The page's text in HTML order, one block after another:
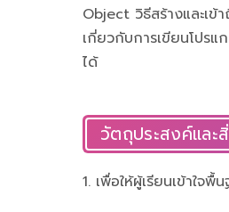
Object วิธีสร้างและเข้
เกี่ยวกับการเขียนโปรแ
ได้
วัตถุประสงค์และ
1. เพื่อให้ผู้เรียนเข้าใจ